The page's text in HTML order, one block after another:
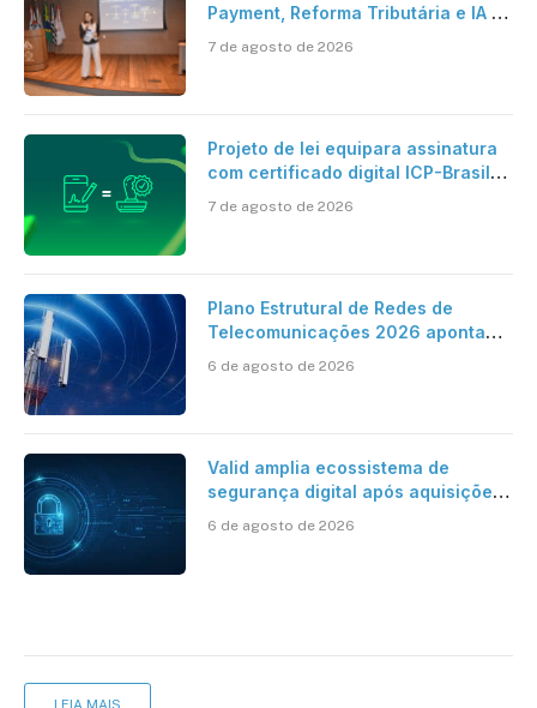
Payment, Reforma Tributária e IA no
7 de agosto de 2026
Projeto de lei equipara assinatura
com certificado digital ICP-Brasil
cartório
7 de agosto de 2026
Plano Estrutural de Redes de
Telecomunicações 2026 aponta
mantém desafio
6 de agosto de 2026
Valid amplia ecossistema de
segurança digital após aquisições
6 de agosto de 2026
LEIA MAIS